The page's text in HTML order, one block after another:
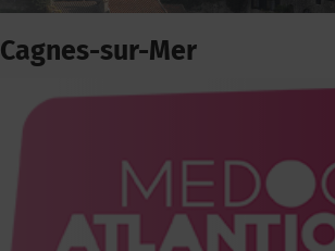
Cagnes-sur-Mer